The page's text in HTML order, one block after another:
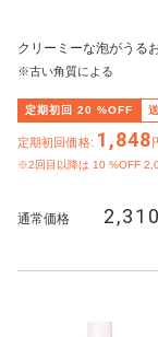
クリーミーな泡がうる
※古い角質による
定期初回 20 %OFF
定期初回価格: 1,848
※2回目以降は 10 %OFF
通常価格 2,310